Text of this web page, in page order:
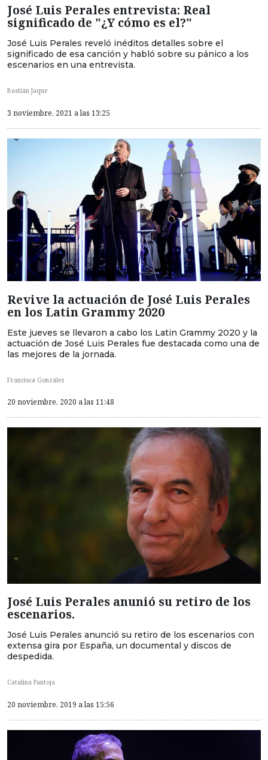
José Luis Perales entrevista: Real
significado de "¿Y cómo es el?"
José Luis Perales reveló inéditos detalles sobre el
significado de esa canción y habló sobre su pánico a los
escenarios en una entrevista.
Bastián Jaque
3 noviembre, 2021 a las 13:25
Revive la actuación de José Luis Perales
en los Latin Grammy 2020
Este jueves se llevaron a cabo los Latin Grammy 2020 y la
actuación de José Luis Perales fue destacada como una de
las mejores de la jornada.
Francisca González
20 noviembre, 2020 a las 11:48
José Luis Perales anunió su retiro de los
escenarios.
José Luis Perales anunció su retiro de los escenarios con
extensa gira por España, un documental y discos de
despedida.
Catalina Pantoja
20 noviembre, 2019 a las 15:56